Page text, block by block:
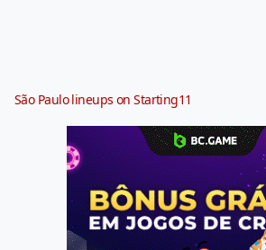
São Paulo lineups on Starting11